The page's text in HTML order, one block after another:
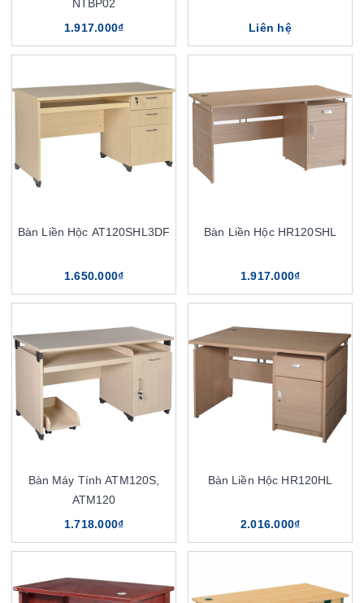
NTBP02
1.917.000₫
Liên hệ
Bàn Liền Hộc AT120SHL3DF
1.650.000₫
Bàn Liền Hộc HR120SHL
1.917.000₫
Bàn Máy Tính ATM120S,
ATM120
1.718.000₫
Bàn Liền Hộc HR120HL
2.016.000₫